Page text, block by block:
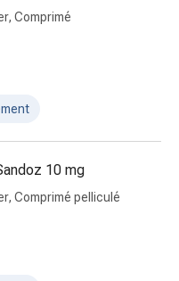
Comprimé
10 mg
Comprimé pelliculé